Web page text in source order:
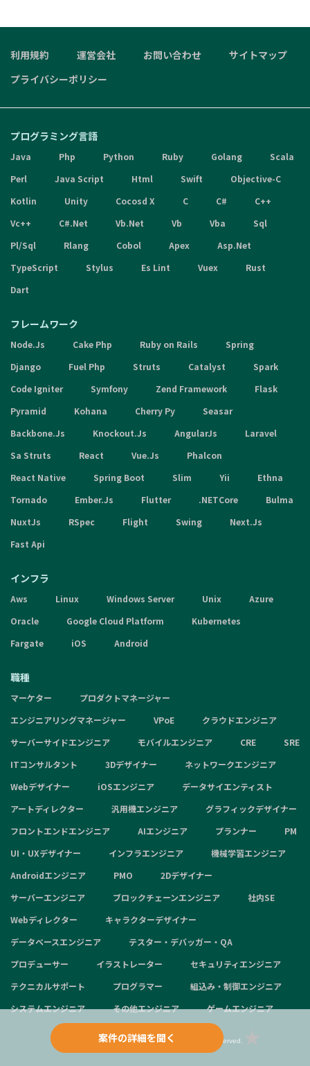
案件の詳細を聞く
利用規約 運営会社 お問い合わせ
サイトマップ
プライバシーポリシー
プログラミング言語
Java Php Python Ruby Golang
Scala
Perl
Java Script Html Swift
Objective-C
Kotlin
Unity Cocosd X C C#
C++
Vc++
C#.Net Vb.Net Vb Vba
Sql
Pl/Sql
Rlang Cobol Apex
Asp.Net
TypeScript
Stylus Es Lint Vuex
Rust
Dart
フレームワーク
Node.Js Cake Php Ruby on Rails
Spring
Django
Fuel Php Struts Catalyst
Spark
Code Igniter
Symfony Zend Framework
Flask
Pyramid
Kohana Cherry Py
Seasar
Backbone.Js
Knockout.Js AngularJs
Laravel
Sa Struts
React Vue.Js
Phalcon
React Native
Spring Boot Slim Yii
Ethna
Tornado
Ember.Js Flutter .NETCore
Bulma
NuxtJs
RSpec Flight Swing
Next.Js
Fast Api
インフラ
Aws Linux Windows Server Unix
Azure
Oracle
Google Cloud Platform
Kubernetes
Fargate
iOS Android
職種
マーケター
プロダクトマネージャー
エンジニアリングマネージャー
VPoE
クラウドエンジニア
サーバーサイドエンジニア
モバイルエンジニア CRE
SRE
ITコンサルタント
3Dデザイナー
ネットワークエンジニア
Webデザイナー
iOSエンジニア
データサイエンティスト
アートディレクター
汎用機エンジニア
グラフィックデザイナー
フロントエンドエンジニア
AIエンジニア プランナー
PM
UI・UXデザイナー
インフラエンジニア
機械学習エンジニア
Androidエンジニア
PMO
2Dデザイナー
サーバーエンジニア
ブロックチェーンエンジニア
社内SE
Webディレクター
キャラクターデザイナー
データベースエンジニア
テスター・デバッガー・QA
プロデューサー
イラストレーター
セキュリティエンジニア
テクニカルサポート
プログラマー
組込み・制御エンジニア
システムエンジニア
その他エンジニア ゲームエンジニア
Copyright © 2024 aggregation inc. All Rights Reserved.